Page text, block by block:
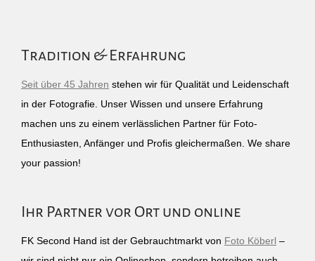
Tradition & Erfahrung
Seit über 45 Jahren stehen wir für Qualität und Leidenschaft
in der Fotografie. Unser Wissen und unsere Erfahrung
machen uns zu einem verlässlichen Partner für Foto-
Enthusiasten, Anfänger und Profis gleichermaßen. We share
your passion!
Ihr Partner vor Ort und online
FK Second Hand ist der Gebrauchtmarkt von Foto Köberl –